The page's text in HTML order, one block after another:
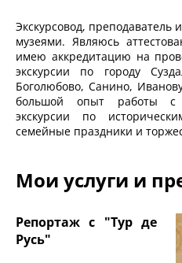
Экскурсовод, преподаватель
музеями. Являюсь
имею аккредитацию на
экскурсии по городу
Боголюбово, Санино,
большой опыт работы с
экскурсии по
семейные праздники и
Мои услуги и
Репортаж с "Тур де
Русь"